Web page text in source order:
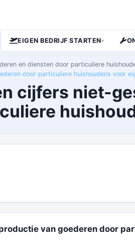
EIGEN BEDRIJF STARTEN▾
en diensten door particuliere
door particuliere huishoudens voor
cijfers niet-
van goederen door